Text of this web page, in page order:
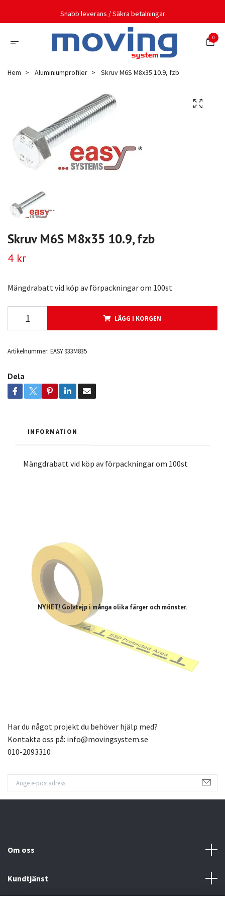
Snabb leverans / Säkra betalningar
0
NYHET! Golvtejp i många olika färger och mönster.
Har du något projekt du behöver hjälp med?
Kontakta oss på: info@movingsystem.se
010-2093310
Hem Aluminiumprofiler Skruv M6S M8x35 10.9, fzb
Skruv M6S M8x35 10.9, fzb
4 kr
Mängdrabatt vid köp av förpackningar om 100st
LÄGG I KORGEN
Artikelnummer: EASY 933M835
Dela
INFORMATION
Mängdrabatt vid köp av förpackningar om 100st
Om oss
Kundtjänst